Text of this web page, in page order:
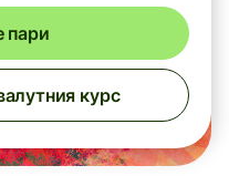
пари
курс